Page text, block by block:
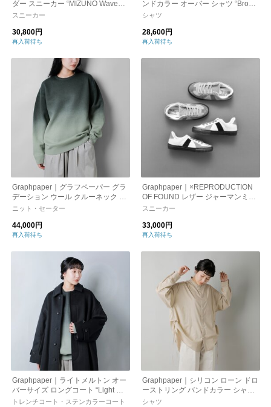
ダー スニーカー “MIZUNO WaveRi
der B for GP” gu231-90320-mn
スニーカー
30,800円
再入荷待ち
ンドカラー オーバー シャツ “Broad
L/S Oversized Band Collar Shirt” gl
シャツ
28,600円
再入荷待ち
Graphpaper｜グラフペーパー グラ
デーション ウール クルーネック ニ
ット プルオーバー “Gradient Dyed
2
ニット・セーター
44,000円
再入荷待ち
Graphpaper｜×REPRODUCTION
OF FOUND レザー ジャーマンミリ
タリートレーナー スニーカー gu23
スニーカー
33,000円
再入荷待ち
Graphpaper｜ライトメルトン オー
バーサイズ ロングコート “Light Mel
ton Oversized Coat” gu253-10270b
トレンチコート・ステンカラーコート
Graphpaper｜シリコン ローン ドロ
ーストリング バンドカラー シャツ
“Silicon Lawn Drawstring Band Coll
シャツ